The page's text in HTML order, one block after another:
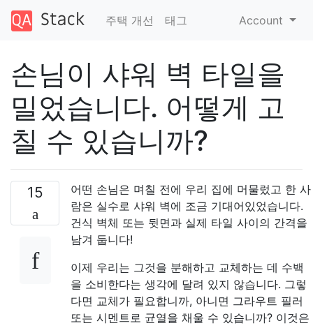
주택 개선 태그 Account
손님이 샤워 벽 타일을
밀었습니다. 어떻게 고
칠 수 있습니까?
15
어떤 손님은 며칠 전에 우리 집에 머물렀고 한 사
람은 실수로 샤워 벽에 조금 기대어있었습니다.
건식 벽체 또는 뒷면과 실제 타일 사이의 간격을
남겨 둡니다!
이제 우리는 그것을 분해하고 교체하는 데 수백
을 소비한다는 생각에 달려 있지 않습니다. 그렇
다면 교체가 필요합니까, 아니면 그라우트 필러
또는 시멘트로 균열을 채울 수 있습니까? 이것은